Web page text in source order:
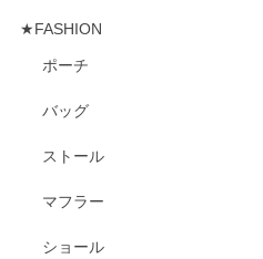
★FASHION
ポーチ
バッグ
ストール
マフラー
ショール